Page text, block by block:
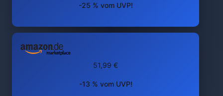
-25 % vom UVP!
51,99 €
-13 % vom UVP!